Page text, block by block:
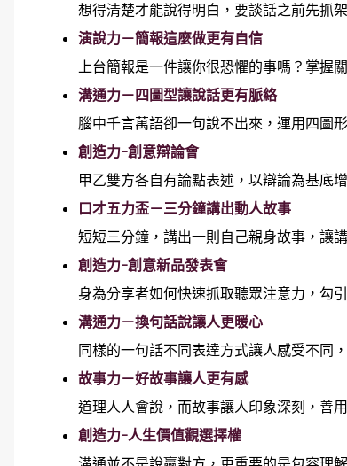
想得清楚才能說得明白，要談話之前先抓
演說力－簡報這麼做更有自信
上台簡報是一件讓你很恐懼的事嗎？掌握
溝通力－四圖型讓說話更有脈絡
腦中千言萬語卻一句說不出來，運用四圖
創造力-創意辯論會
甲乙雙方各自有論點表述，以辯論為基底
口才五力盃－三分鐘講出動人故事
短短三分鐘，講出一則自己親身故事，讓
創造力-創意新品發表會
身為分享者如何快速抓取聽眾注意力，勾
溝通力－換句話說讓人更暖心
同樣的一句話不同表達方式讓人感受不同
故事力－好故事讓人更有感
道理人人會說，而故事讓人印象深刻，善
創造力-人生價值觀選擇權